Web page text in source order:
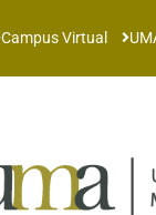
Campus Virtual